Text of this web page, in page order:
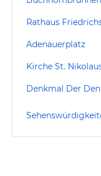
Rathaus
Adenauerplatz
Kirche St.
Denkmal Der